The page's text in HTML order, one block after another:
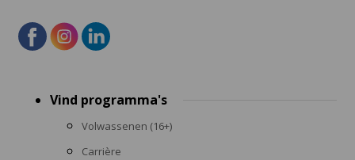
menuVind programma's
Volwassenen (16+)
Carrière